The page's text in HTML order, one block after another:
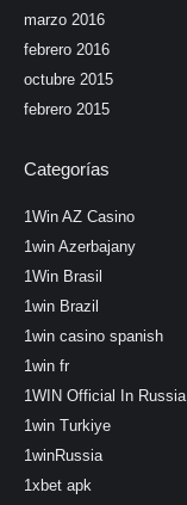
marzo 2016
febrero 2016
octubre 2015
febrero 2015
Categorías
1Win AZ Casino
1win Azerbajany
1Win Brasil
1win Brazil
1win casino spanish
1win fr
1WIN Official In Russia
1win Turkiye
1winRussia
1xbet apk